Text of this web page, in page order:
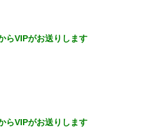
らVIPがお送りします
らVIPがお送りします